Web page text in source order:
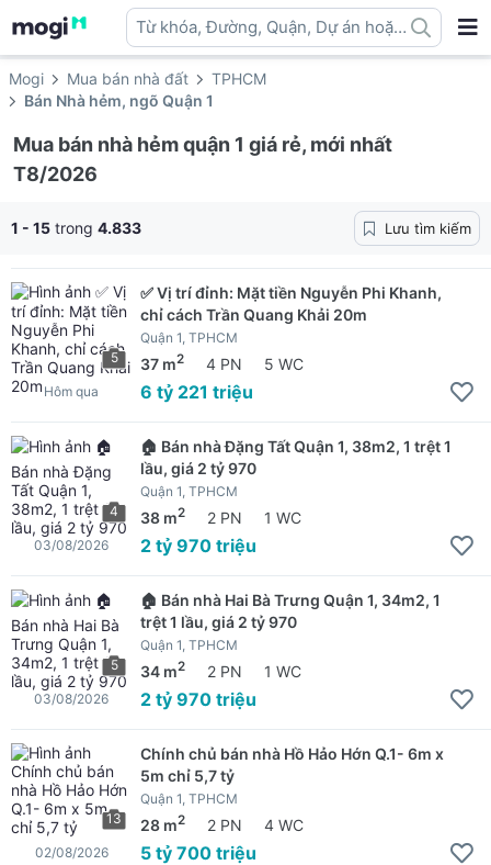
Từ khóa, Đường, Quận, Dự án hoặc
địa danh ...
Mogi Mua bán nhà đất
TPHCM
Bán Nhà hẻm, ngõ Quận 1
Mua bán nhà hẻm quận 1 giá rẻ, mới nhất
T8/2026
1 - 15 trong 4.833 Lưu tìm kiếm
5
✅ Vị trí đỉnh: Mặt tiền Nguyễn Phi Khanh,
chỉ cách Trần Quang Khải 20m
Quận 1, TPHCM
37 m2 4 PN 5 WC
6 tỷ 221 triệu
Hôm qua
4
🏠 Bán nhà Đặng Tất Quận 1, 38m2, 1 trệt 1
lầu, giá 2 tỷ 970
Quận 1, TPHCM
38 m2 2 PN 1 WC
2 tỷ 970 triệu
03/08/2026
5
🏠 Bán nhà Hai Bà Trưng Quận 1, 34m2, 1
trệt 1 lầu, giá 2 tỷ 970
Quận 1, TPHCM
34 m2 2 PN 1 WC
2 tỷ 970 triệu
03/08/2026
13
Chính chủ bán nhà Hồ Hảo Hớn Q.1- 6m x
5m chỉ 5,7 tỷ
Quận 1, TPHCM
28 m2 2 PN 4 WC
5 tỷ 700 triệu
02/08/2026